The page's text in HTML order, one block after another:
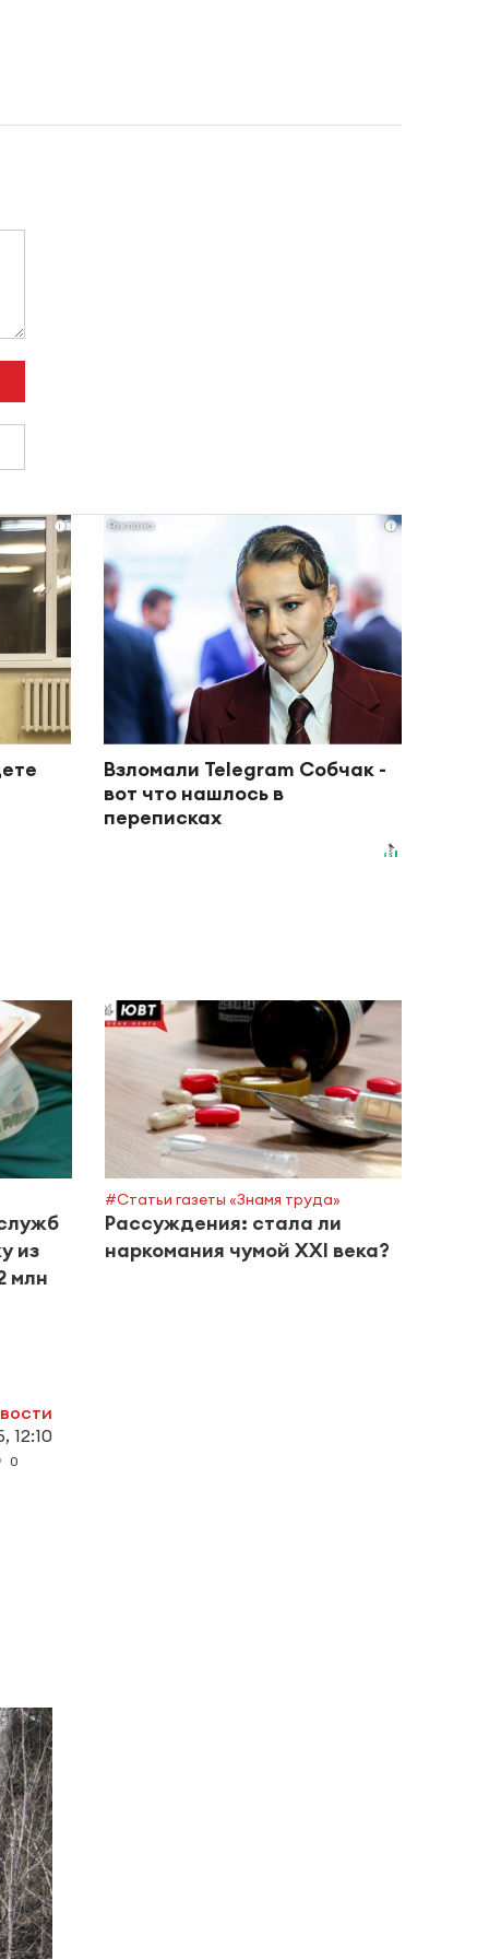
i i
Взломали Telegram Собчак -
вот что нашлось в
переписках
из
млн
#Статьи газеты «Знамя труда»
Рассуждения: стала ли
наркомания чумой XXI века?
12:10
0